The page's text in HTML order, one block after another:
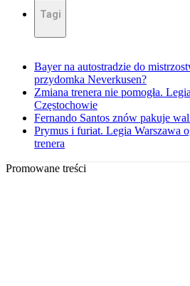
Tagi
Bayer na autostradzie do
przydomka Neverkusen?
Zmiana trenera nie pomogła.
Częstochowie
Fernando Santos znów pakuje
Prymus i furiat. Legia Warszawa
trenera
Promowane treści